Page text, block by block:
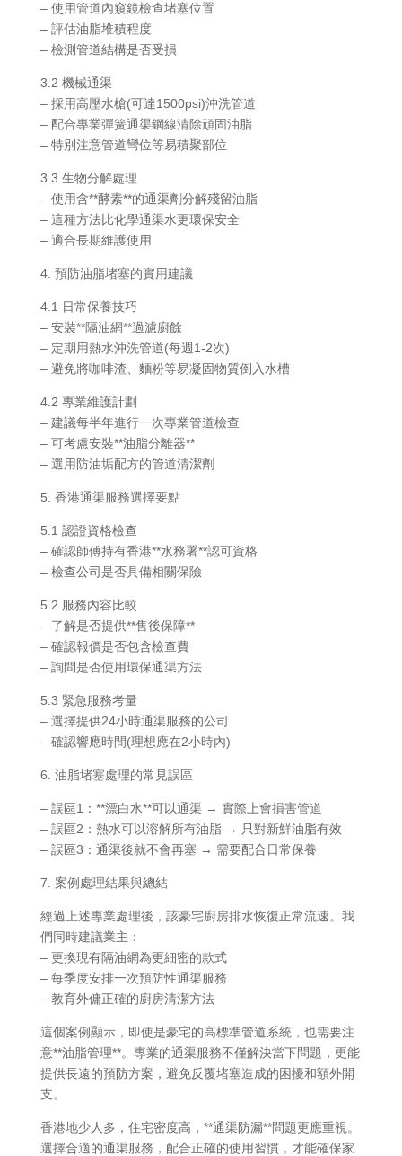
– 使用管道內窺鏡檢查堵塞位置
– 評估油脂堆積程度
– 檢測管道結構是否受損
3.2 機械通渠
– 採用高壓水槍(可達1500psi)沖洗管道
– 配合專業彈簧通渠鋼線清除頑固油脂
– 特別注意管道彎位等易積聚部位
3.3 生物分解處理
– 使用含**酵素**的通渠劑分解殘留油脂
– 這種方法比化學通渠水更環保安全
– 適合長期維護使用
4. 預防油脂堵塞的實用建議
4.1 日常保養技巧
– 安裝**隔油網**過濾廚餘
– 定期用熱水沖洗管道(每週1-2次)
– 避免將咖啡渣、麵粉等易凝固物質倒入水槽
4.2 專業維護計劃
– 建議每半年進行一次專業管道檢查
– 可考慮安裝**油脂分離器**
– 選用防油垢配方的管道清潔劑
5. 香港通渠服務選擇要點
5.1 認證資格檢查
– 確認師傅持有香港**水務署**認可資格
– 檢查公司是否具備相關保險
5.2 服務內容比較
– 了解是否提供**售後保障**
– 確認報價是否包含檢查費
– 詢問是否使用環保通渠方法
5.3 緊急服務考量
– 選擇提供24小時通渠服務的公司
– 確認響應時間(理想應在2小時內)
6. 油脂堵塞處理的常見誤區
– 誤區1：**漂白水**可以通渠 → 實際上會損害管道
– 誤區2：熱水可以溶解所有油脂 → 只對新鮮油脂有效
– 誤區3：通渠後就不會再塞 → 需要配合日常保養
7. 案例處理結果與總結
經過上述專業處理後，該豪宅廚房排水恢復正常流速。我
們同時建議業主：
– 更換現有隔油網為更細密的款式
– 每季度安排一次預防性通渠服務
– 教育外傭正確的廚房清潔方法
這個案例顯示，即使是豪宅的高標準管道系統，也需要注
意**油脂管理**。專業的通渠服務不僅解決當下問題，更能
提供長遠的預防方案，避免反覆堵塞造成的困擾和額外開
支。
香港地少人多，住宅密度高，**通渠防漏**問題更應重視。
選擇合適的通渠服務，配合正確的使用習慣，才能確保家